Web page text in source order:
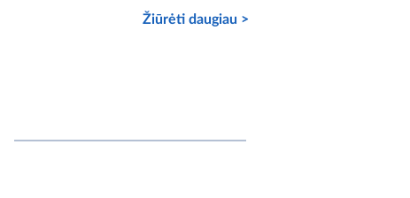
Žiūrėti daugiau >